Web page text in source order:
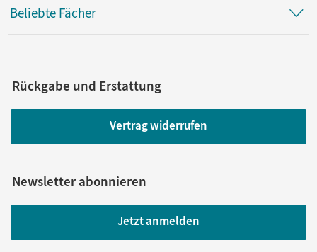
Beliebte Fächer
Rückgabe und Erstattung
Vertrag widerrufen
Newsletter abonnieren
Jetzt anmelden